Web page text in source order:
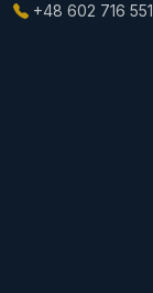
+48 602 716 551